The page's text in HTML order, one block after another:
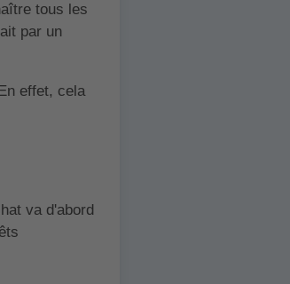
tous les
par un
effet, cela
va d'abord